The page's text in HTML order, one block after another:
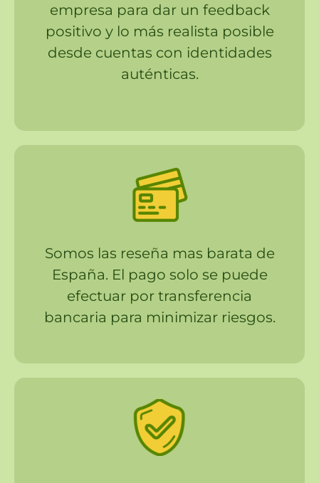
empresa para dar un feedback
positivo y lo más realista posible
desde cuentas con identidades
auténticas.
Somos las reseña mas barata de
España. El pago solo se puede
efectuar por transferencia
bancaria para minimizar riesgos.